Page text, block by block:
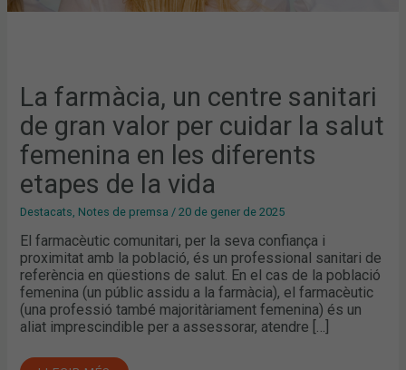
La farmàcia, un centre sanitari
de gran valor per cuidar la salut
femenina en les diferents
etapes de la vida
Destacats, Notes de premsa /20 de gener de 2025
El farmacèutic comunitari, per la seva confiança i
proximitat amb la població, és un professional sanitari de
referència en qüestions de salut. En el cas de la població
femenina (un públic assidu a la farmàcia), el farmacèutic
(una professió també majoritàriament femenina) és un
aliat imprescindible per a assessorar, atendre […]
DE